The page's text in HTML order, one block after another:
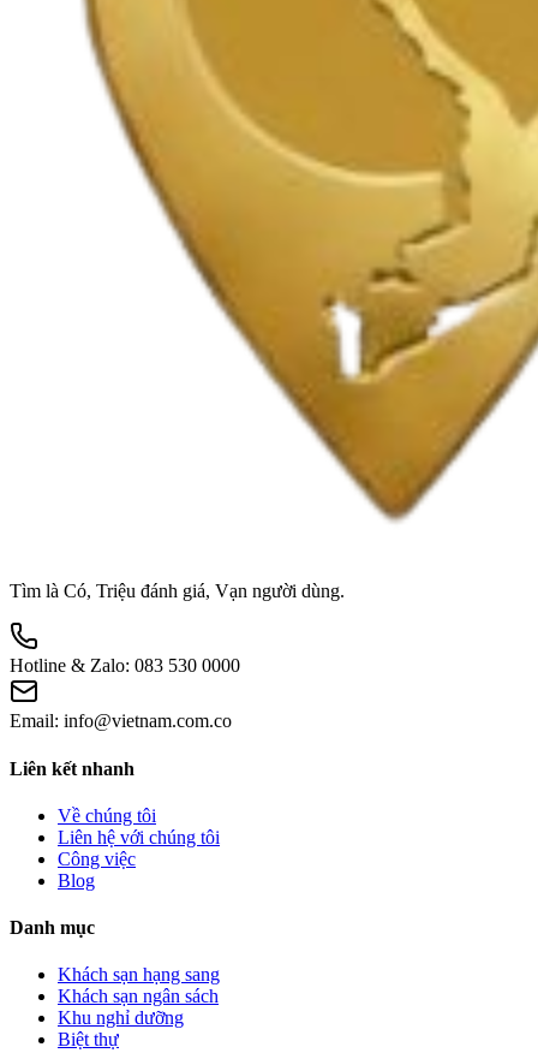
Tìm là Có, Triệu đánh giá, Vạn người dùng.
Hotline & Zalo: 083 530 0000
Email: info@vietnam.com.co
Liên kết nhanh
Về chúng tôi
Liên hệ với chúng tôi
Công việc
Blog
Danh mục
Khách sạn hạng sang
Khách sạn ngân sách
Khu nghỉ dưỡng
Biệt thự